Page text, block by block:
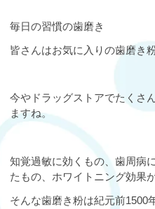
毎日の習慣の歯磨き
皆さんはお気に入りの歯磨き
今やドラッグストアでたくさ
ますね。
知覚過敏に効くもの、歯周病
たもの、ホワイトニング効果
そんな歯磨き粉は紀元前1500